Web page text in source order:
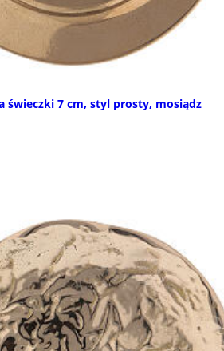
świeczki 7 cm, styl prosty, mosiądz